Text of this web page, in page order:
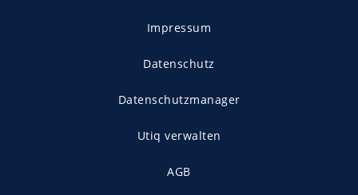
Impressum
Datenschutz
Datenschutzmanager
Utiq verwalten
AGB